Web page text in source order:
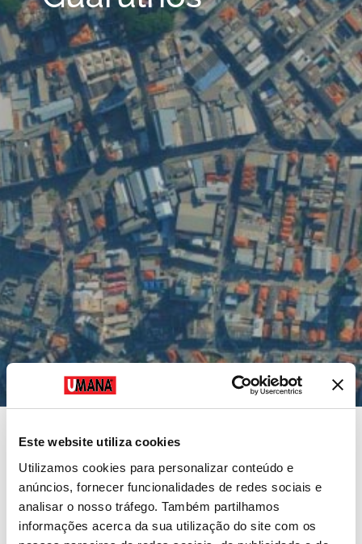
Este website utiliza cookies
Utilizamos cookies para personalizar conteúdo e
anúncios, fornecer funcionalidades de redes sociais e
analisar o nosso tráfego. Também partilhamos
informações acerca da sua utilização do site com os
Guarulhos
R. Luíz Faccini, 295
Centro – Guarulhos/SP – CEP: 07110-000
Tel. 011.31857550